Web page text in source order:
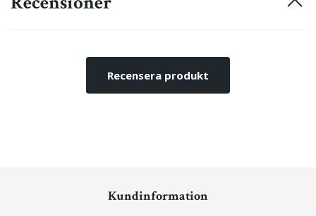
Recensera produkt
Kundinformation